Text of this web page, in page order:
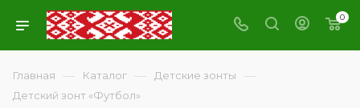
0
Главная — Каталог — Детские зонты —
Детский зонт «Футбол»